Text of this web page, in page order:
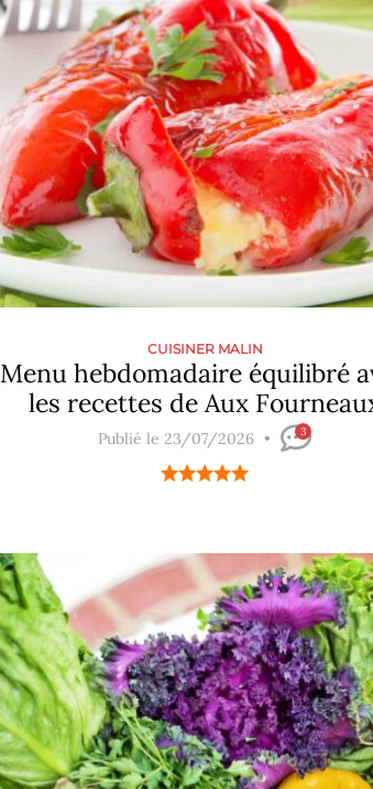
CUISINER MALIN
Menu hebdomadaire équilibré
les recettes de Aux
Publié le 23/07/2026 3